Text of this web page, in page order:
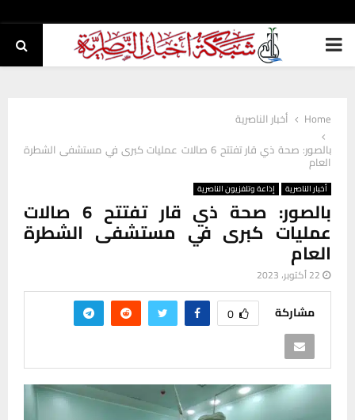
PRIMARY
Home
أخبار الناصرية
بالصور: صحة ذي قار تفتتح 6 صالات عمليات كبرى في مستشفى الشطرة
العام
أخبار الناصرية إذاعة وتلفزيون الناصرية
بالصور: صحة ذي قار تفتتح 6 صالات
عمليات كبرى في مستشفى الشطرة
العام
22 أكتوبر، 2023
مشاركة 0